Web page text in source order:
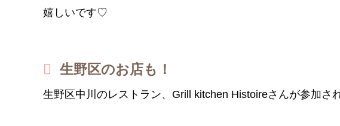
嬉しいです♡
生野区のお店も！
生野区中川のレストラン、Grill kitchen Histoireさんが参加さ